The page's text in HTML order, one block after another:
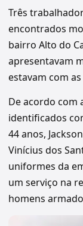
Três
encontrados
bairro Alto do
apresentavam
estavam com
De acordo com
identificados
44 anos,
Vinícius dos
uniformes da
um serviço na
homens